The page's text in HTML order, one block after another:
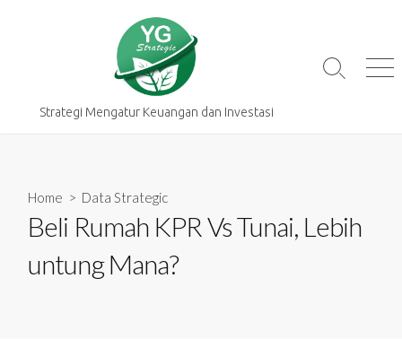
Strategi Mengatur Keuangan dan Investasi
Search
Home > Data Strategic
Beli Rumah KPR Vs Tunai, Lebih
untung Mana?